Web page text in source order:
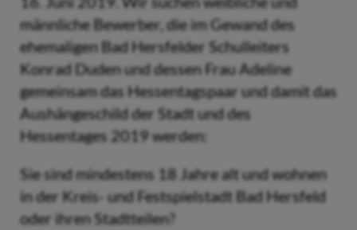
männliche Bewerber, die im Gewand des
ehemaligen Bad Hersfelder Schulleiters
Konrad Duden und dessen Frau Adeline
gemeinsam das Hessentagspaar und damit das
Aushängeschild der Stadt und des
Hessentages 2019 werden:
Sie sind mindestens 18 Jahre alt und wohnen
in der Kreis- und Festspielstadt Bad Hersfeld
oder ihren Stadtteilen?